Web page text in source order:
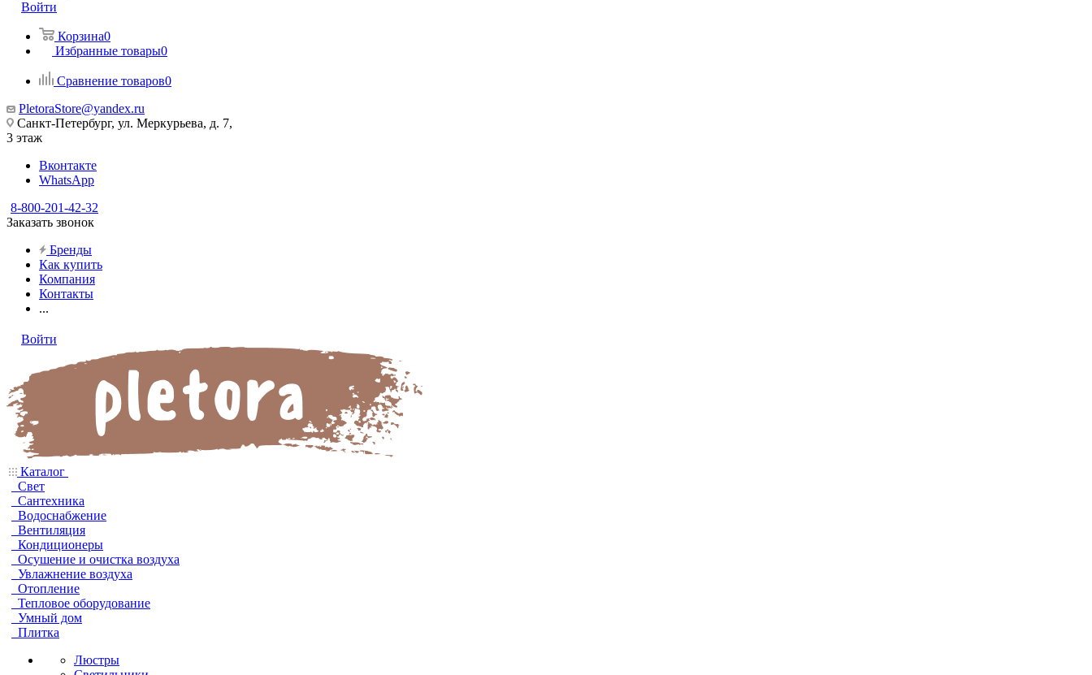
Войти
Корзина0
Избранные товары0
Сравнение товаров0
PletoraStore@yandex.ru
Санкт-Петербург, ул. Меркурьева, д. 7,
3 этаж
Вконтакте
WhatsApp
8-800-201-42-32
Заказать звонок
Бренды
Как купить
Компания
Контакты
...
Войти
Каталог
Свет
Сантехника
Водоснабжение
Вентиляция
Кондиционеры
Осушение и очистка воздуха
Увлажнение воздуха
Отопление
Тепловое оборудование
Умный дом
Плитка
Люстры